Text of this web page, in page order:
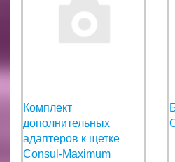
Комплект
дополнительных
адаптеров к щетке
Consul-Maximum